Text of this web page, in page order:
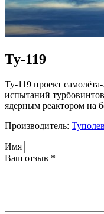
Ту-119
Ту-119 проект
испытаний
ядерным реактором на
Производитель: Туполев
Имя
Ваш отзыв *